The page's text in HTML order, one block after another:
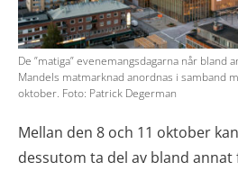
De ”matiga” evenemangsdagarna når bland
Mandels matmarknad anordnas i samband
oktober. Foto: Patrick Degerman
Mellan den 8 och 11 oktober
dessutom ta del av bland